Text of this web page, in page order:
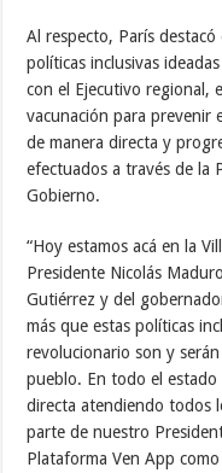
Al respecto, París
políticas inclusivas
con el Ejecutivo regional,
vacunación para prevenir
de manera directa y
efectuados a través de la
Gobierno.
“Hoy estamos acá en la
Presidente Nicolás
Gutiérrez y del
más que estas políticas
revolucionario son y
pueblo. En todo el estado
directa atendiendo todos
parte de nuestro
Plataforma Ven App